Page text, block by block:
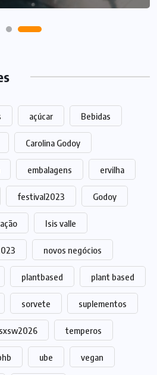
açúcar Bebidas
Carolina Godoy
embalagens ervilha
festival2023 Godoy
Isis valle
novos negócios
plantbased plant based
sorvete suplementos
sxsw2026 temperos
ube vegan